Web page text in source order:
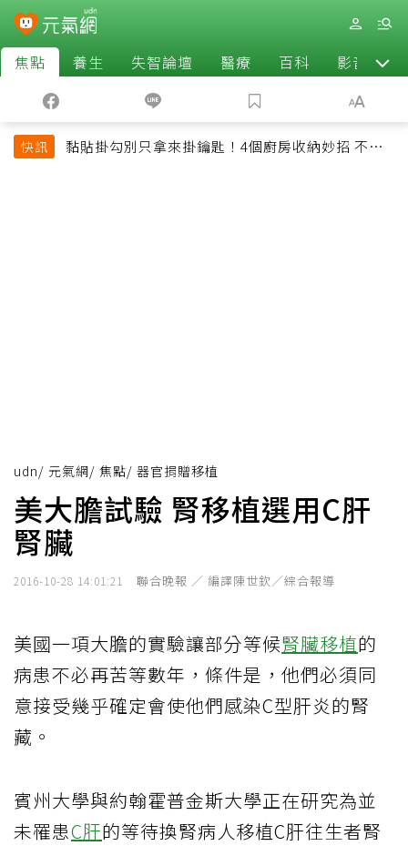
焦點 養生 失智論壇 醫療 百科 影音
快訊
黏貼掛勾別只拿來掛鑰匙！4個廚房收納妙招 不用
udn/ 元氣網/ 焦點/ 器官捐贈移植
美大膽試驗 腎移植選用C肝
腎臟
2016-10-28 14:01:21 聯合晚報 ／ 編譯陳世欽／綜合報導
美國一項大膽的實驗讓部分等候腎臟移植的
病患不必再苦等數年，條件是，他們必須同
意接受幾乎確定會使他們感染C型肝炎的腎
藏。
賓州大學與約翰霍普金斯大學正在研究為並
未罹患C肝的等待換腎病人移植C肝往生者腎